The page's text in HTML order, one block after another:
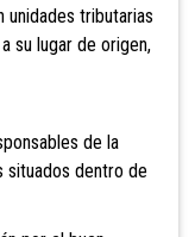
unidades tributarias
su lugar de origen,
de la
situados dentro de